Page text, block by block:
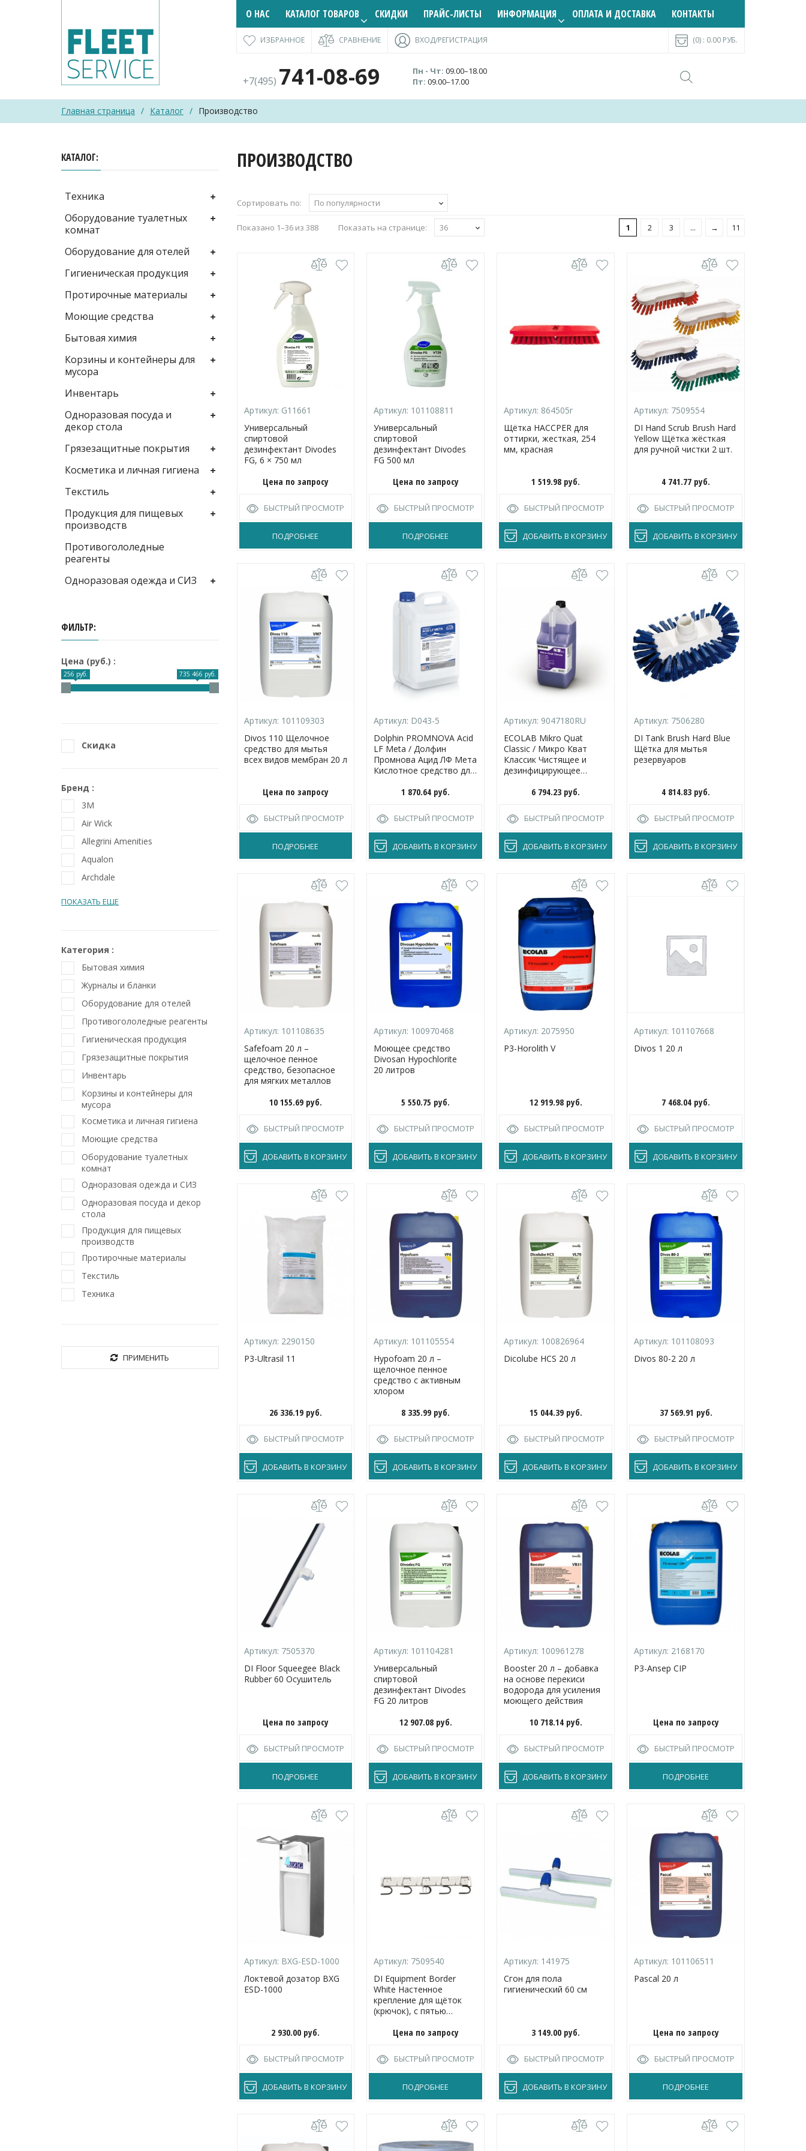
О НАС КАТАЛОГ ТОВАРОВ СКИДКИ ПРАЙС-ЛИСТЫ ИНФОРМАЦИЯ ОПЛАТА И ДОСТАВКА КОНТАКТЫ
ИЗБРАННОЕ СРАВНЕНИЕ ВХОД/РЕГИСТРАЦИЯ (0) : 0.00 РУБ.
+7(495) 741-08-69 Пн - Чт: 09.00–18.00
Пт: 09.00–17.00
Главная страница / Каталог / Производство
ПРОИЗВОДСТВО
Сортировать по: По популярности
Показано 1–36 из 388Сортировка:
Показать на странице: 36 1 2 3 ... → 11
Артикул: G11661
Универсальный
спиртовой
дезинфектант Divodes
FG, 6 × 750 мл
Цена по запросу
БЫСТРЫЙ ПРОСМОТР
ПОДРОБНЕЕ
Артикул: 101108811
Универсальный
спиртовой
дезинфектант Divodes
FG 500 мл
Цена по запросу
БЫСТРЫЙ ПРОСМОТР
ПОДРОБНЕЕ
Артикул: 864505r
Щётка HACCPER для
оттирки, жесткая, 254
мм, красная
1 519.98 руб.
БЫСТРЫЙ ПРОСМОТР
ДОБАВИТЬ В КОРЗИНУ
Артикул: 7509554
DI Hand Scrub Brush Hard
Yellow Щётка жёсткая
для ручной чистки 2 шт.
4 741.77 руб.
БЫСТРЫЙ ПРОСМОТР
ДОБАВИТЬ В КОРЗИНУ
Артикул: 101109303
Divos 110 Щелочное
средство для мытья
всех видов мембран 20 л
Цена по запросу
БЫСТРЫЙ ПРОСМОТР
ПОДРОБНЕЕ
Артикул: D043-5
Dolphin PROMNOVA Acid
LF Meta / Долфин
Промнова Ацид ЛФ Мета
Кислотное средство для
других минеральных
и промышленного
оборудования
1 870.64 руб.
БЫСТРЫЙ ПРОСМОТР
ДОБАВИТЬ В КОРЗИНУ
Артикул: 9047180RU
ECOLAB Mikro Quat
Classic / Микро Кват
Классик Чистящее и
дезинфицирующее
6 794.23 руб.
БЫСТРЫЙ ПРОСМОТР
ДОБАВИТЬ В КОРЗИНУ
Артикул: 7506280
DI Tank Brush Hard Blue
Щётка для мытья
резервуаров
4 814.83 руб.
БЫСТРЫЙ ПРОСМОТР
ДОБАВИТЬ В КОРЗИНУ
Артикул: 101108635
Safefoam 20 л –
щелочное пенное
средство, безопасное
для мягких металлов
10 155.69 руб.
БЫСТРЫЙ ПРОСМОТР
ДОБАВИТЬ В КОРЗИНУ
Артикул: 100970468
Моющее средство
Divosan Hypochlorite
20 литров
5 550.75 руб.
БЫСТРЫЙ ПРОСМОТР
ДОБАВИТЬ В КОРЗИНУ
Артикул: 2075950
P3-Horolith V
12 919.98 руб.
БЫСТРЫЙ ПРОСМОТР
ДОБАВИТЬ В КОРЗИНУ
Артикул: 101107668
Divos 1 20 л
7 468.04 руб.
БЫСТРЫЙ ПРОСМОТР
ДОБАВИТЬ В КОРЗИНУ
Артикул: 2290150
P3-Ultrasil 11
26 336.19 руб.
БЫСТРЫЙ ПРОСМОТР
ДОБАВИТЬ В КОРЗИНУ
Артикул: 101105554
Hypofoam 20 л –
щелочное пенное
средство с активным
хлором
8 335.99 руб.
БЫСТРЫЙ ПРОСМОТР
ДОБАВИТЬ В КОРЗИНУ
Артикул: 100826964
Dicolube HCS 20 л
15 044.39 руб.
БЫСТРЫЙ ПРОСМОТР
ДОБАВИТЬ В КОРЗИНУ
Артикул: 101108093
Divos 80-2 20 л
37 569.91 руб.
БЫСТРЫЙ ПРОСМОТР
ДОБАВИТЬ В КОРЗИНУ
Артикул: 7505370
DI Floor Squeegee Black
Rubber 60 Осушитель
Цена по запросу
БЫСТРЫЙ ПРОСМОТР
ПОДРОБНЕЕ
Артикул: 101104281
Универсальный
спиртовой
дезинфектант Divodes
FG 20 литров
12 907.08 руб.
БЫСТРЫЙ ПРОСМОТР
ДОБАВИТЬ В КОРЗИНУ
Артикул: 100961278
Booster 20 л – добавка
на основе перекиси
водорода для усиления
моющего действия
10 718.14 руб.
БЫСТРЫЙ ПРОСМОТР
ДОБАВИТЬ В КОРЗИНУ
Артикул: 2168170
P3-Ansep CIP
Цена по запросу
БЫСТРЫЙ ПРОСМОТР
ПОДРОБНЕЕ
Артикул: BXG-ESD-1000
Локтевой дозатор BXG
ESD-1000
2 930.00 руб.
БЫСТРЫЙ ПРОСМОТР
ДОБАВИТЬ В КОРЗИНУ
Артикул: 7509540
DI Equipment Border
White Настенное
крепление для щёток
(крючок), с пятью
Цена по запросу
БЫСТРЫЙ ПРОСМОТР
ПОДРОБНЕЕ
Артикул: 141975
Сгон для пола
гигиенический 60 см
3 149.00 руб.
БЫСТРЫЙ ПРОСМОТР
ДОБАВИТЬ В КОРЗИНУ
Артикул: 101106511
Pascal 20 л
Цена по запросу
БЫСТРЫЙ ПРОСМОТР
ПОДРОБНЕЕ
КАТАЛОГ
Техника
Оборудование туалетных
комнат
Оборудование для отелей
Гигиеническая продукция
Протирочные материалы
Моющие средства
Бытовая химия
Корзины и контейнеры для
мусора
Инвентарь
Одноразовая посуда и
декор стола
Грязезащитные покрытия
Косметика и личная гигиена
Текстиль
Продукция для пищевых
производств
Противогололедные
реагенты
Одноразовая одежда и СИЗ
ФИЛЬТР
Цена (руб.)
256 руб. 735 466 руб.
Скидка
Бренд
3M
Air Wick
Allegrini Amenities
Aqualon
Archdale
ПОКАЗАТЬ ЕЩЕ
Категория
Бытовая химия
Журналы и бланки
Оборудование для отелей
Противогололедные реагенты
Гигиеническая продукция
Грязезащитные покрытия
Инвентарь
Корзины и контейнеры для
мусора
Косметика и личная гигиена
Моющие средства
Оборудование туалетных
комнат
Одноразовая одежда и СИЗ
Одноразовая посуда и декор
стола
Продукция для пищевых
производств
Протирочные материалы
Текстиль
Техника
ПРИМЕНИТЬ